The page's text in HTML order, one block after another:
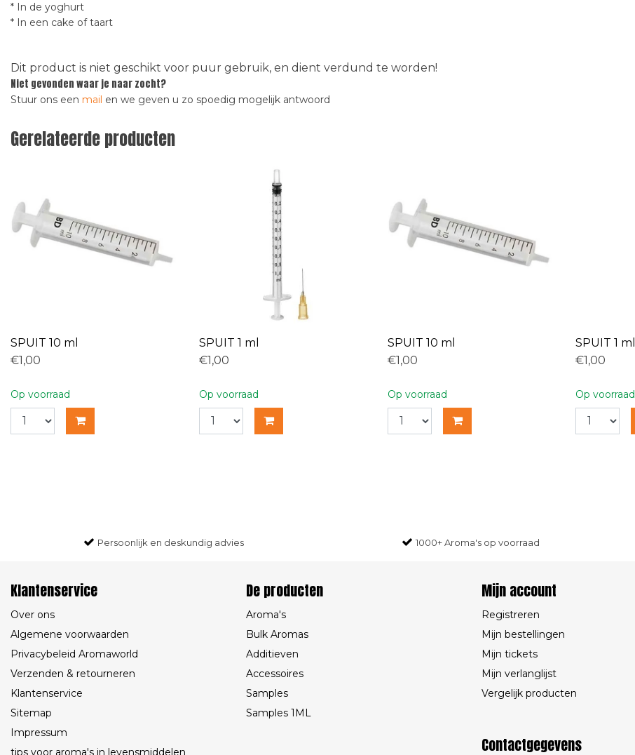
* In de yoghurt
* In een cake of taart
Dit product is niet geschikt voor puur gebruik, en dient verdund te worden!
Niet gevonden waar je naar zocht?
Stuur ons een mail en we geven u zo spoedig mogelijk antwoord
Gerelateerde producten
SPUIT 10 ml
€1,00
Op voorraad
SPUIT 1 ml
€1,00
Op voorraad
SPUIT 10 ml
€1,00
Op voorraad
SPUIT 1 ml
€1,00
Op voorraad
Persoonlijk en deskundig advies 1000+ Aroma's op voorraad
Klantenservice
Over ons
Algemene voorwaarden
Privacybeleid Aromaworld
Verzenden & retourneren
Klantenservice
Sitemap
Impressum
tips voor aroma's in levensmiddelen
De producten
Aroma's
Bulk Aromas
Additieven
Accessoires
Samples
Samples 1ML
Mijn account
Registreren
Mijn bestellingen
Mijn tickets
Mijn verlanglijst
Vergelijk producten
Contactgegevens